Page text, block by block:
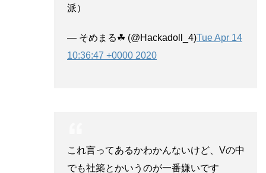
派）
— そめまる☘ (@Hackadoll_4)Tue Apr 14
10:36:47 +0000 2020
これ言ってあるかわかんないけど、Vの中
でも社築とかいうのが一番嫌いです